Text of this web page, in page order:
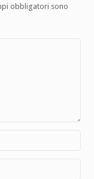
obbligatori sono